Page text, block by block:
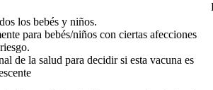
los bebés y niños.
para bebés/niños con ciertas afecciones
de la salud para decidir si esta vacuna es